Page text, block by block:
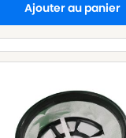
Ajouter au panier